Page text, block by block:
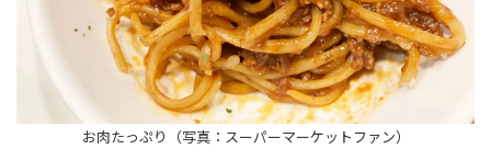
お肉たっぷり（写真：スーパーマーケットファン）